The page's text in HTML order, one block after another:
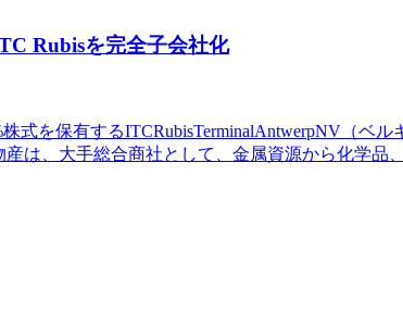
Rubisを完全子会社化
式を保有するITCRubisTerminalAntwerpNV（ベ
は、大手総合商社として、金属資源から化学